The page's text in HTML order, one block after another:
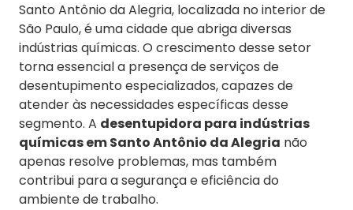
Santo Antônio da Alegria, localizada no interior de
São Paulo, é uma cidade que abriga diversas
indústrias químicas. O crescimento desse setor
torna essencial a presença de serviços de
desentupimento especializados, capazes de
atender às necessidades específicas desse
segmento. A desentupidora para indústrias
químicas em Santo Antônio da Alegria não
apenas resolve problemas, mas também
contribui para a segurança e eficiência do
ambiente de trabalho.